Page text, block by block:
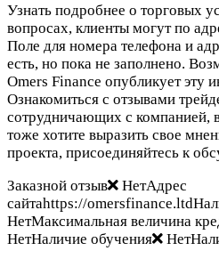
Узнать подробнее о торговых
вопросах, клиенты могут по
Поле для номера телефона и
есть, но пока не заполнено.
Omers Finance опубликует эту
Ознакомиться с отзывами
сотрудничающих с компанией,
тоже хотите выразить свое
проекта, присоединяйтесь к
Заказной отзыв
НетАдрес
сайтаhttps://
НетМаксимальная величина
НетНаличие обучения